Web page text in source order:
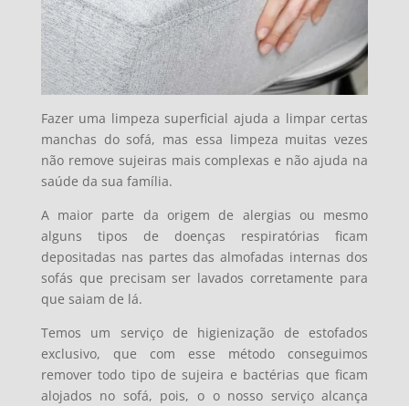
Fazer uma limpeza superficial ajuda a limpar certas
manchas do sofá, mas essa limpeza muitas vezes
não remove sujeiras mais complexas e não ajuda na
saúde da sua família.
A maior parte da origem de alergias ou mesmo
alguns tipos de doenças respiratórias ficam
depositadas nas partes das almofadas internas dos
sofás que precisam ser lavados corretamente para
que saiam de lá.
Temos um serviço de higienização de estofados
exclusivo, que com esse método conseguimos
remover todo tipo de sujeira e bactérias que ficam
alojados no sofá, pois, o o nosso serviço alcança